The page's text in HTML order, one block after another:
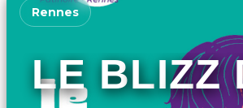
Rennes
LE BLIZZ